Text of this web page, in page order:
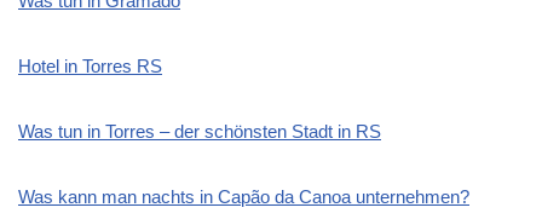
Hotel in Torres RS
Was tun in Torres – der schönsten Stadt in RS
Was kann man nachts in Capão da Canoa unternehmen?